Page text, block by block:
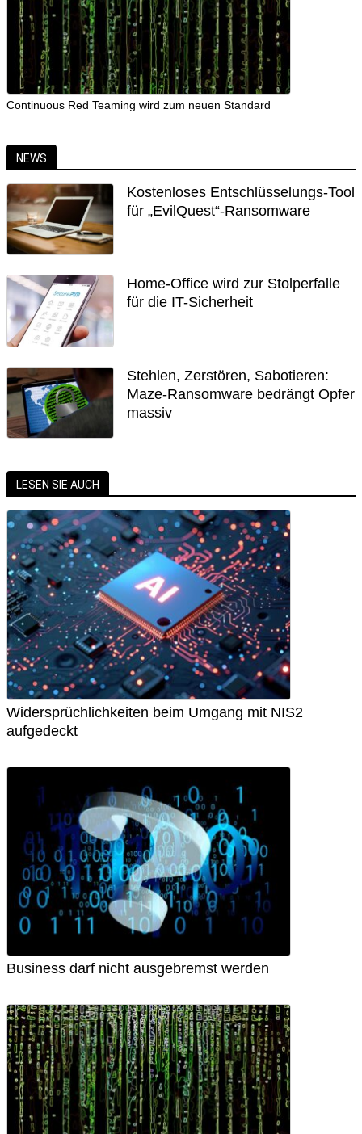
Continuous Red Teaming wird zum neuen Standard
NEWS
Kostenloses Entschlüsselungs-Tool
für „EvilQuest“-Ransomware
Home-Office wird zur Stolperfalle
für die IT-Sicherheit
Stehlen, Zerstören, Sabotieren:
Maze-Ransomware bedrängt Opfer
massiv
LESEN SIE AUCH
Widersprüchlichkeiten beim Umgang mit NIS2
aufgedeckt
Business darf nicht ausgebremst werden